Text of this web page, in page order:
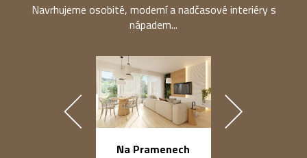
Navrhujeme osobité, moderní a nadčasové interiéry s
nápadem...
Na Pramenech